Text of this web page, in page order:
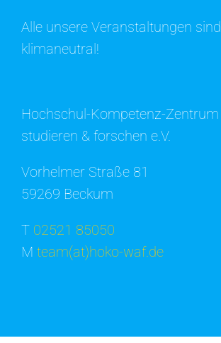
Alle unsere Veranstaltungen sind
klimaneutral!
Hochschul-Kompetenz-Zentrum
studieren & forschen e.V.
Vorhelmer Straße 81
59269 Beckum
T 02521 85050
M team(at)hoko-waf.de